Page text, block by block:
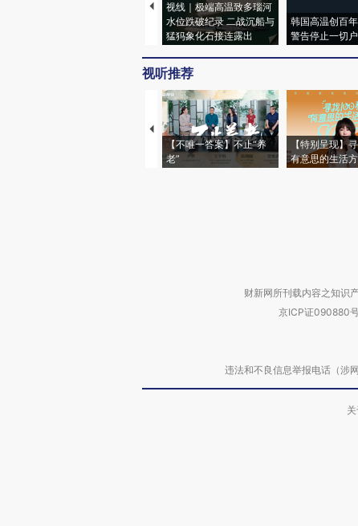
视线｜极端高温致多瑙河
水位跌破纪录 二战沉船与
猛犸象化石接连露出
韩国高温创百
警告停止一切
视听推荐
【不唯一答案】不止“养
老”
【特别呈现】
有意思的生活
财新网所刊载内容之知识
京ICP证090880
违法和不良信息举报电话（